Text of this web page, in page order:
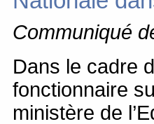
Communiqué
Dans le cadre
fonctionnaire
ministère de